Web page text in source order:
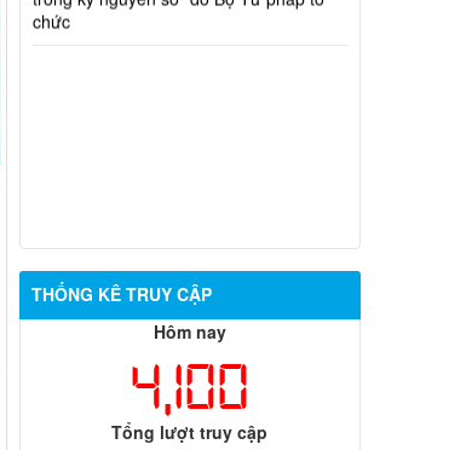
THỐNG KÊ TRUY CẬP
Hôm nay
4,100
Tổng lượt truy cập